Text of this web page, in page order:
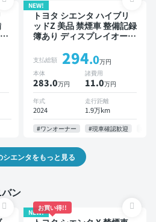
NEW!
トヨタ シエンタ ハイブリ
ッドZ 美品 禁煙車 整備記録
簿あり ディスプレイオーデ
ブラインドスポットモニタ
ー オートクルーズ 3列シー
ト スマートキー ETC バッ
クモニター 全方位カメラ
ドライブレコーダー 衝突軽
減 両側電動スライドドア 7
人乗り
支払総額 294.0万円
本体
283.0万円
諸費用
11.0万円
年式
2024
走行距離
1.9万km
#ワンオーナー #現車確認歓迎
シエンタをもっと見る
ン
NEW!
お買い得!!